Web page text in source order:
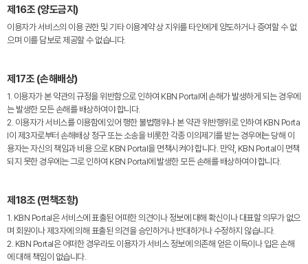
제16조 (양도금지)
이용자가 서비스의 이용 권한 및 기타 이용계약 상 지위를 타인에게 양도하거나 증여할 수 없
으며 이를 담보로 제공할 수 없습니다.
제17조 (손해배상)
1. 이용자가 본 약관의 규정을 위반함으로 인하여 KBN Portal에 손해가 발생하게 되는 경우에
는 발생한 모든 손해를 배상하여야 합니다.
2. 이용자가 서비스를 이용함에 있어 행한 불법행위나 본 약관 위반행위로 인하여 KBN Porta
l이 제3자로부터 손해배상 청구 또는 소송을 비롯한 각종 이의제기를 받는 경우에는 당해 이
용자는 자신의 책임과 비용 으로 KBN Portal을 면책시켜야 합니다. 만약, KBN Portal이 면책
되지 못한 경우에는 그로 인하여 KBN Portal에 발생한 모든 손해를 배상하여야 합니다.
제18조 (면책조항)
1. KBN Portal은 서비스에 표출된 어떠한 의견이나 정보에 대해 확신이나 대표할 의무가 없으
며 회원이나 제3자에 의해 표출된 의견을 승인하거나 반대하거나 수정하지 않습니다.
2. KBN Portal은 어떠한 경우라도 이용자가 서비스 정보에 의존해 얻은 이득이나 입은 손해
에 대해 책임이 없습니다.